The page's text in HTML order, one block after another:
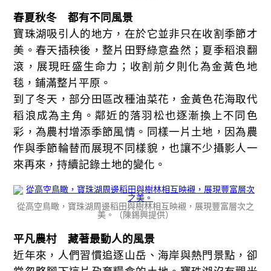
春夏秋冬 都有不同風景
寶珠湖吸引人的地方，在於它並非只在收割季節才
美。春天插秧後，整片田野綠意盎然；夏季稻浪翻
滾，展現旺盛生命力；收割前夕則化為金黃色地
毯，鋪滿整片平原。
到了冬天，部分田區改種油菜花，金黃色花海取代
稻浪成為主角。鄰近的落羽松也逐漸換上不同色
彩，為農村增添季節風情。同樣一片土地，因為農
作與季節輪替而展現不同樣貌，也讓不少攝影人一
來再來，持續記錄土地的變化。
從高空鳥瞰，寶珠湖周邊稻田與樹林相互映襯，展現豐富層次之
美。（陳錫興提供）
平凡農村 藏著最動人的風景
近年來，人們習慣追逐山岳、海岸與熱門景點，卻